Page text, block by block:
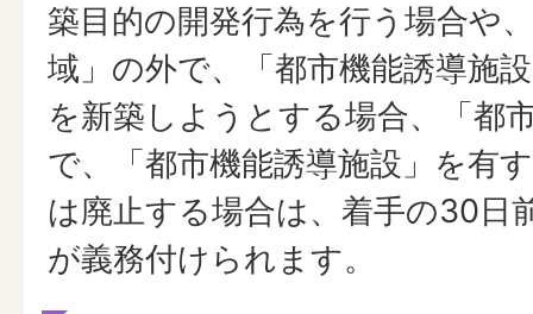
築目的の開発行為を行う場合や
域」の外で、「都市機能誘導施
を新築しようとする場合、「都
で、「都市機能誘導施設」を有
は廃止する場合は、着手の30日
が義務付けられます。